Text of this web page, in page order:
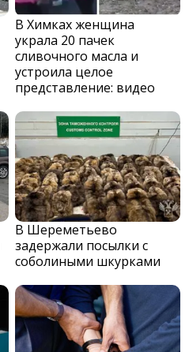
В Химках женщина
украла 20 пачек
сливочного масла и
устроила целое
представление: видео
В Шереметьево
задержали посылки с
соболиными шкурками